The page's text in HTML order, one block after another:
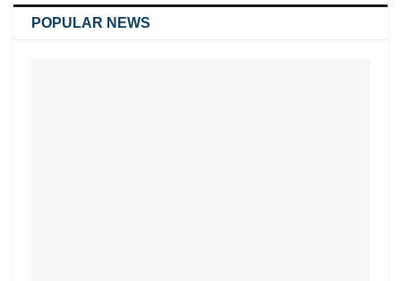
POPULAR NEWS